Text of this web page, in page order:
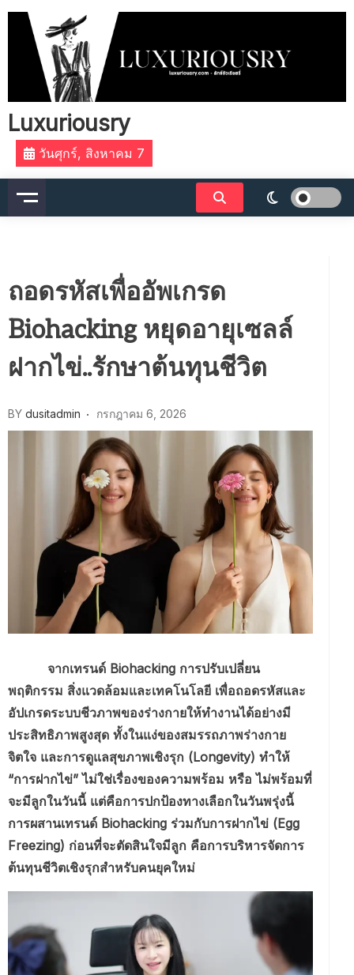
Skip
content
Luxuriousry
วันศุกร์, สิงหาคม 7
ถอดรหัสเพื่ออัพเกรด
Biohacking หยุดอายุเซลล์
ฝากไข่..รักษาต้นทุนชีวิต
BY dusitadmin กรกฎาคม 6, 2026
จากเทรนด์ Biohacking การปรับเปลี่ยน
พฤติกรรม สิ่งแวดล้อมและเทคโนโลยี เพื่อถอดรหัสและ
อัปเกรดระบบชีวภาพของร่างกายให้ทำงานได้อย่างมี
ประสิทธิภาพสูงสุด ทั้งในแง่ของสมรรถภาพร่างกาย
จิตใจ และการดูแลสุขภาพเชิงรุก (Longevity) ทำให้
“การฝากไข่” ไม่ใช่เรื่องของความพร้อม หรือ ไม่พร้อมที่
จะมีลูกในวันนี้ แต่คือการปกป้องทางเลือกในวันพรุ่งนี้
การผสานเทรนด์ Biohacking ร่วมกับการฝากไข่ (Egg
Freezing) ก่อนที่จะตัดสินใจมีลูก คือการบริหารจัดการ
ต้นทุนชีวิตเชิงรุกสำหรับคนยุคใหม่